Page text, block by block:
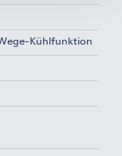
Kühlfunktion